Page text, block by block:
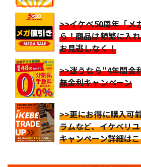
>>イケベ50周年「メ
ら！商品は頻繁に入
お見逃しなく！
>>迷うなら“4年間金
無金利キャンペーン
>>更にお得に購入可
ラムなど、イケベリ
キャンペーン詳細は